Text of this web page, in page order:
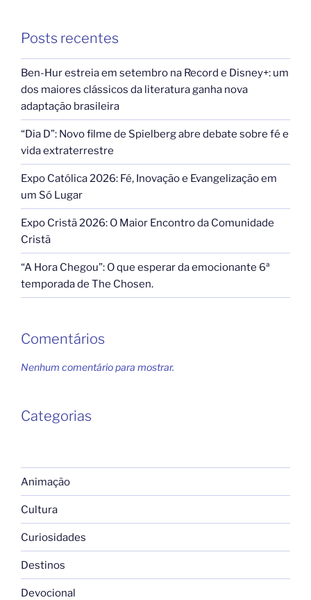
Posts recentes
Ben-Hur estreia em setembro na Record e Disney+: um
dos maiores clássicos da literatura ganha nova
adaptação brasileira
“Dia D”: Novo filme de Spielberg abre debate sobre fé e
vida extraterrestre
Expo Católica 2026: Fé, Inovação e Evangelização em
um Só Lugar
Expo Cristã 2026: O Maior Encontro da Comunidade
Cristã
“A Hora Chegou”: O que esperar da emocionante 6ª
temporada de The Chosen.
Comentários
Nenhum comentário para mostrar.
Categorias
Animação
Cultura
Curiosidades
Destinos
Devocional